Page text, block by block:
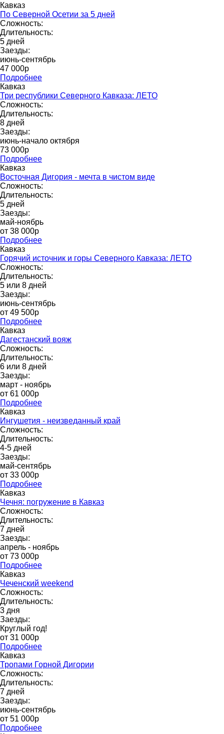
Кавказ
По Северной Осетии за 5 дней
Сложность:
Длительность:
5 дней
Заезды:
июнь-сентябрь
47 000р
Подробнее
Кавказ
Три республики Северного Кавказа: ЛЕТО
Сложность:
Длительность:
8 дней
Заезды:
июнь-начало октября
73 000p
Подробнее
Кавказ
Восточная Дигория - мечта в чистом виде
Сложность:
Длительность:
5 дней
Заезды:
май-ноябрь
от 38 000p
Подробнее
Кавказ
Горячий источник и горы Северного Кавказа: ЛЕТО
Сложность:
Длительность:
5 или 8 дней
Заезды:
июнь-сентябрь
от 49 500p
Подробнее
Кавказ
Дагестанский вояж
Сложность:
Длительность:
6 или 8 дней
Заезды:
март - ноябрь
от 61 000p
Подробнее
Кавказ
Ингушетия - неизведанный край
Сложность:
Длительность:
4-5 дней
Заезды:
май-сентябрь
от 33 000р
Подробнее
Кавказ
Чечня: погружение в Кавказ
Сложность:
Длительность:
7 дней
Заезды:
апрель - ноябрь
от 73 000p
Подробнее
Кавказ
Чеченский weekend
Сложность:
Длительность:
3 дня
Заезды:
Круглый год!
от 31 000p
Подробнее
Кавказ
Тропами Горной Дигории
Сложность:
Длительность:
7 дней
Заезды:
июнь-сентябрь
от 51 000р
Подробнее